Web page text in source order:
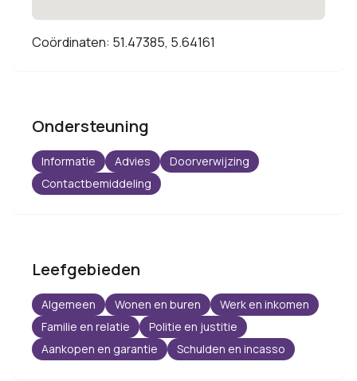
Coördinaten: 51.47385, 5.64161
Ondersteuning
Informatie Advies
Doorverwijzing
Contactbemiddeling
Leefgebieden
Algemeen Wonen en buren
Werk en inkomen
Familie en relatie
Politie en justitie
Aankopen en garantie
Schulden en incasso